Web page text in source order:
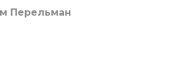
Перельман